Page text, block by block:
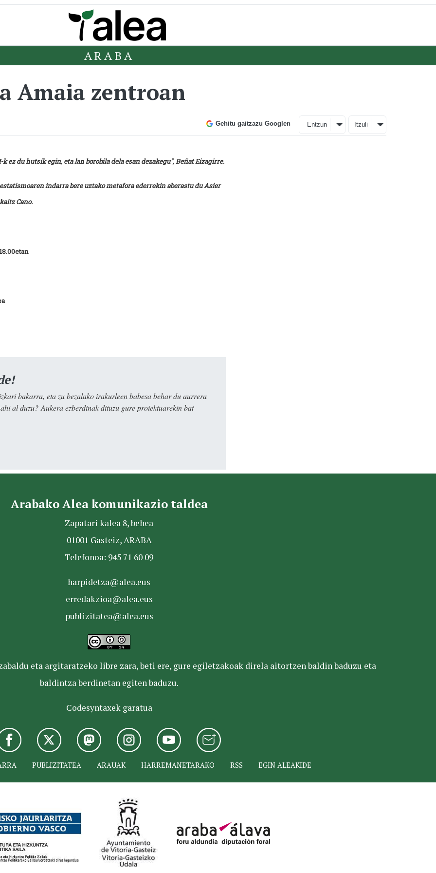
ARABA
Amaia zentroan
Gehitu gaitzazu Googlen Entzun Itzuli
k ez du hutsik egin, eta lan borobila dela esan dezakegu", Beñat Eizagirre.
indarra bere uztako metafora ederrekin aberastu du Asier
Cano.
bakarra, eta zu bezalako irakurleen babesa behar du aurrera
al duzu? Aukera ezberdinak dituzu gure proiektuarekin bat
Arabako Alea komunikazio taldea
Zapatari kalea 8, behea
01001 Gasteiz, ARABA
Telefonoa: 945 71 60 09
harpidetza@alea.eus
erredakzioa@alea.eus
publizitatea@alea.eus
eta argitaratzeko libre zara, beti ere, gure egiletzakoak direla aitortzen baldin baduzu eta
baldintza berdinetan egiten baduzu.
Codesyntaxek garatua
PUBLIZITATEA ARAUAK HARREMANETARAKO RSS EGIN ALEAKIDE